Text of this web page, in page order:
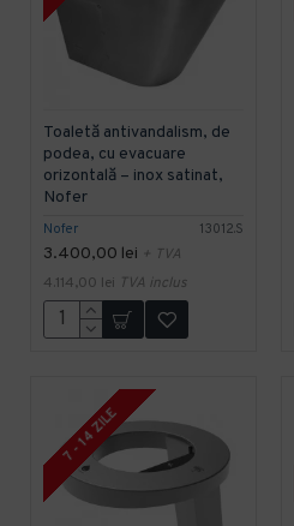
Nofer 13012.S
Toaletă antivandalism, de
podea, cu evacuare
orizontală – inox satinat,
Nofer
3.400,00 lei + TVA
4.114,00 lei TVA inclus
7 - 14 ZILE